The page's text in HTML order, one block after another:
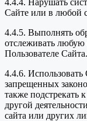
Сайте или в любой
4.4.5. Выполнять
отслеживать
Пользователе Сайта.
4.4.6.
запрещенных
также подстрекать
другой
сайта или других